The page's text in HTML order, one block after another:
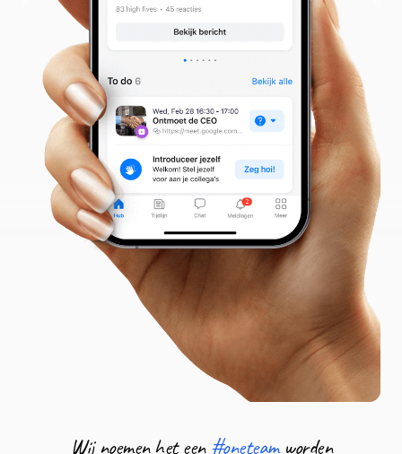
Wij noemen het een #oneteam worden